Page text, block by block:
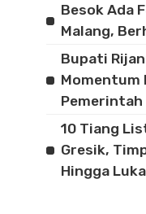
Besok Ada
Malang,
Bupati
Momentum
Pemerintah
10 Tiang
Gresik,
Hingga